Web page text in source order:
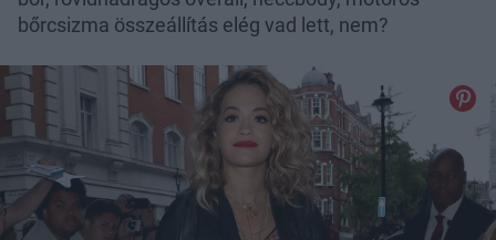
bőrcsizma összeállítás elég vad lett, nem?